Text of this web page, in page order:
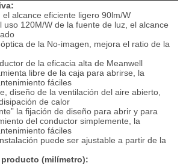
el alcance eficiente ligero 90lm/W
uso 120M/W de la fuente de luz, el alcance
de la No-imagen, mejora el ratio de la
de la eficacia alta de Meanwell
libre de la caja para abrirse, la
fáciles
diseño de la ventilación del aire abierto,
de calor
la fijación de diseño para abrir y para
del conductor simplemente, la
fáciles
puede ser ajustable a partir de la
(milímetro):